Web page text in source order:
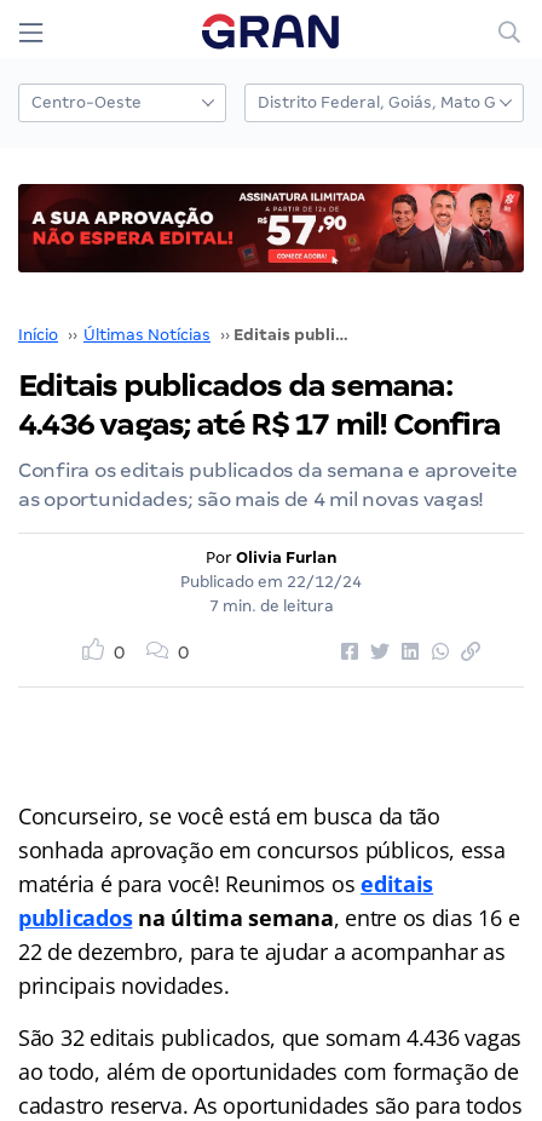
Início ›› Últimas Notícias ›› Editais publicados da semana: 4.436 vagas; até R$ 17 mil! Confira
Editais publicados da semana:
4.436 vagas; até R$ 17 mil! Confira
Confira os editais publicados da semana e aproveite
as oportunidades; são mais de 4 mil novas vagas!
Por Olivia Furlan
Publicado em 22/12/24
7 min. de leitura
0 0
Concurseiro, se você está em busca da tão
sonhada aprovação em concursos públicos, essa
matéria é para você! Reunimos oseditais
publicadosna última semana, entre os dias 16 e
22 de dezembro, para te ajudar a acompanhar as
principais novidades.
São 32 editais publicados, que somam 4.436 vagas
ao todo, além de oportunidades com formação de
cadastro reserva. As oportunidades são para todos